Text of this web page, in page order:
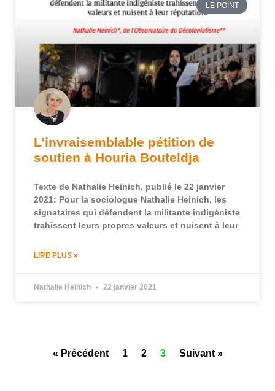
LE POINT
L’invraisemblable pétition de
soutien à Houria Bouteldja
Texte de Nathalie Heinich, publié le 22 janvier
2021: Pour la sociologue Nathalie Heinich, les
signataires qui défendent la militante indigéniste
trahissent leurs propres valeurs et nuisent à leur
LIRE PLUS »
Nathalie Heinich 22 janvier 2021
« Précédent 1 2 3 Suivant »